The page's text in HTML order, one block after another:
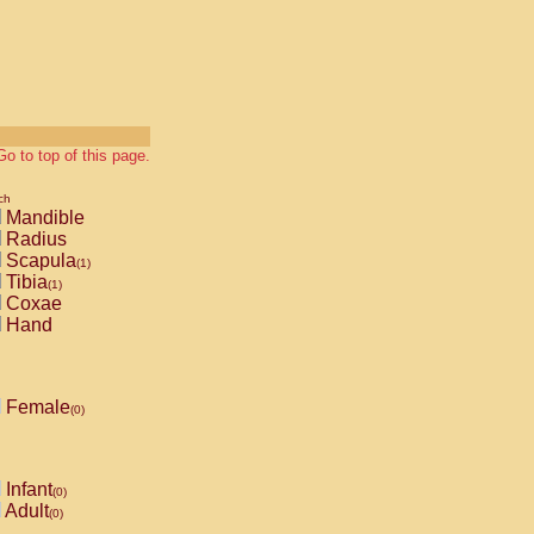
to top of this page.
Mandible
Radius
Scapula(1)
Tibia(1)
Coxae
Hand
Female(0)
Infant(0)
Adult(0)